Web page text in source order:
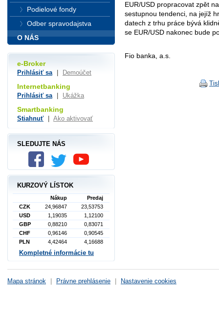
EUR/USD propracovat zpět
sestupnou tendenci, na jejíž
datech z trhu práce bývá
se EUR/USD nakonec bude
Fio banka, a.s.
Podielové fondy
Odber spravodajstva
O NÁS
e-Broker
Prihlásiť sa Demoúčet
Internetbanking
Prihlásiť sa Ukážka
Smartbanking
Stiahnuť Ako aktivovať
SLEDUJTE NÁS
KURZOVÝ LÍSTOK
Nákup
Predaj
CZK
24,96847
23,53753
USD
1,19035
1,12100
GBP
0,88210
0,83071
CHF
0,96146
0,90545
PLN
4,42464 4,16688
Kompletné informácie tu
Mapa stránok Právne prehlásenie Nastavenie cookies